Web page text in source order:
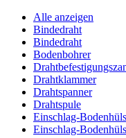
Alle anzeigen
Bindedraht
Bindedraht
Bodenbohrer
Drahtklammer
Drahtspanner
Drahtspule
Einschlag-
Einschlag-